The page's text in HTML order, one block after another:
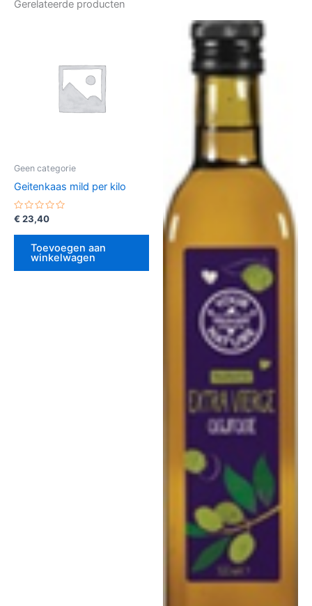
Gerelateerde producten
Geen categorie
Geitenkaas mild per kilo
Gewaardeerd
uit
€ 23,40
Toevoegen aan
winkelwagen